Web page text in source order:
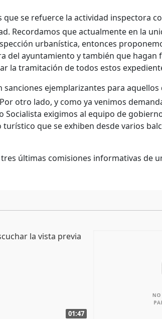
se refuerce la actividad inspectora
Recordamos que actualmente en la
urbanística, entonces
del ayuntamiento y también que hagan
la tramitación de todos estos
ejemplarizantes para aquellos
otro lado, y como ya venimos
exigimos al equipo de
que se exhiben desde varios
últimas comisiones informativas de
01:47